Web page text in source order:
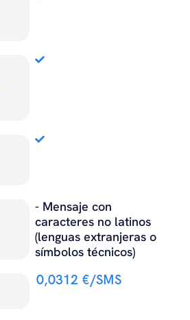
- Mensaje con
caracteres no latinos
(lenguas extranjeras o
símbolos técnicos)
0,0312 €/SMS